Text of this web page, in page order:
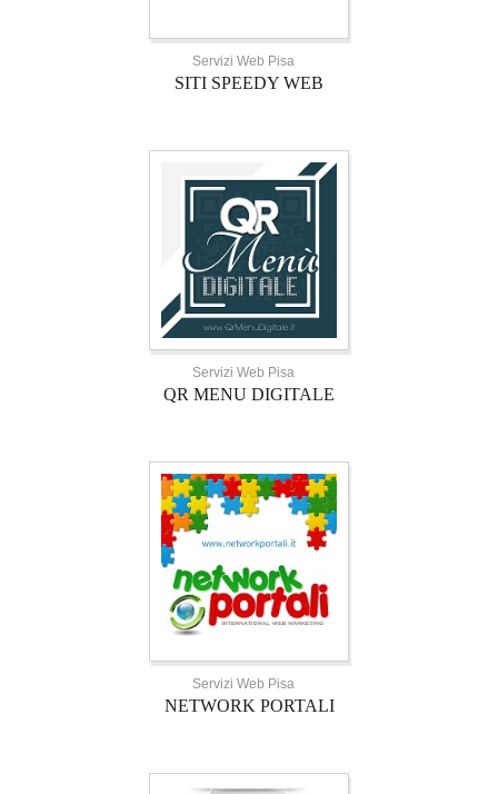
Servizi Web Pisa
SITI SPEEDY WEB
Servizi Web Pisa
QR MENU DIGITALE
Servizi Web Pisa
NETWORK PORTALI